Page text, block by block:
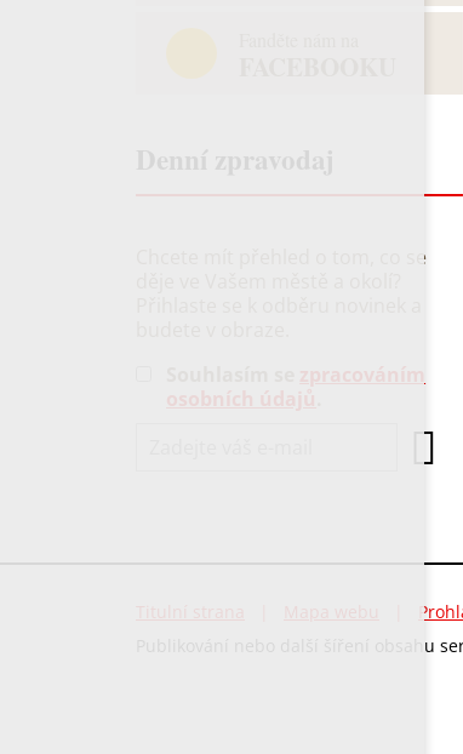
Chcete mít přehled o tom, co se
Publikování nebo další šíření obsahu